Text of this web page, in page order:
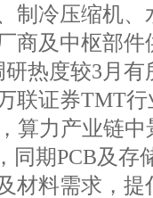
制冷压缩机
商及中枢部
热度较3月有
联证券TMT
算力产业链
同期PCB及存
材料需求，提